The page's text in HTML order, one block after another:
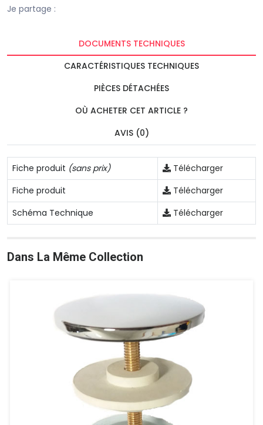
Je partage :
DOCUMENTS TECHNIQUES
CARACTÉRISTIQUES TECHNIQUES
PIÈCES DÉTACHÉES
OÙ ACHETER CET ARTICLE ?
AVIS (0)
Fiche produit (sans prix)
Télécharger
Fiche produit
Télécharger
Schéma Technique
Télécharger
Dans La Même Collection